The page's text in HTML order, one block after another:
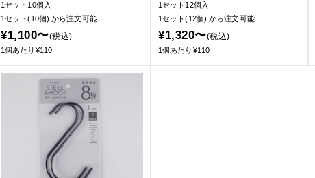
1セット10個入
1セット(10個)から注文可能
¥1,100〜(税込)
1個あたり¥110
1セット12個入
1セット(12個)から注文可能
¥1,320〜(税込)
1個あたり¥110